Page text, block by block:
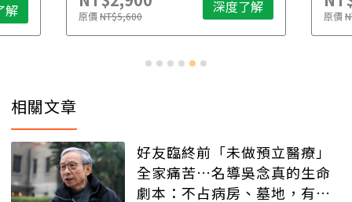
解 原價NT$5,600 深度了解 原價
相關文章
好友臨終前「未做預立醫療」
全家痛苦…名導吳念真的生命
劇本：不占病房、墓地，有人